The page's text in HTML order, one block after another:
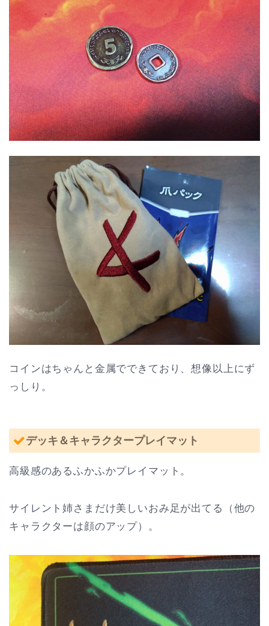
コインはちゃんと金属でできており、想像以上にず
っしり。
デッキ＆キャラクタープレイマット
高級感のあるふかふかプレイマット。
サイレント姉さまだけ美しいおみ足が出てる（他の
キャラクターは顔のアップ）。